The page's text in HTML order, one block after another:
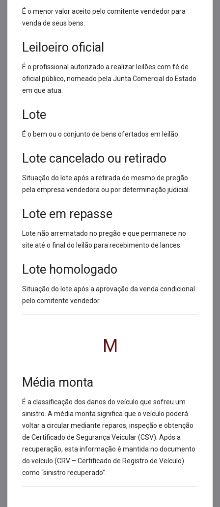
É o menor valor aceito pelo comitente vendedor para
venda de seus bens.
Leiloeiro oficial
É o profissional autorizado a realizar leilões com fé de
oficial público, nomeado pela Junta Comercial do Estado
em que atua.
Lote
É o bem ou o conjunto de bens ofertados em leilão.
Lote cancelado ou retirado
Situação do lote após a retirada do mesmo de pregão
pela empresa vendedora ou por determinação judicial.
Lote em repasse
Lote não arrematado no pregão e que permanece no
site até o final do leilão para recebimento de lances.
Lote homologado
Situação do lote após a aprovação da venda condicional
pelo comitente vendedor.
M
Média monta
É a classificação dos danos do veículo que sofreu um
sinistro. A média monta significa que o veículo poderá
voltar a circular mediante reparos, inspeção e obtenção
de Certificado de Segurança Veicular (CSV). Após a
recuperação, esta informação é mantida no documento
do veículo (CRV – Certificado de Registro de Veículo)
como “sinistro recuperado”.